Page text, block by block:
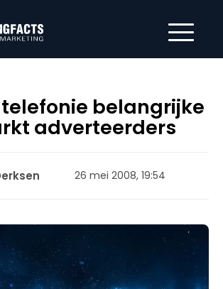
belangrijke
adverteerders
26 mei 2008, 19:54